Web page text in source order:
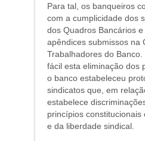
Para tal, os banqueiros
com a cumplicidade dos
dos Quadros Bancários
apêndices submissos na
Trabalhadores do
fácil esta eliminação dos
o banco estabeleceu
sindicatos que, em
estabelece
princípios constitucionais
e da liberdade sindical.